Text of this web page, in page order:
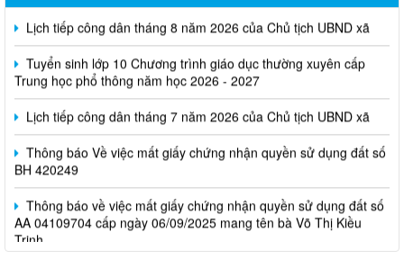
Tuyển sinh lớp 10 Chương trình giáo dục thường xuyên cấp
Trung học phổ thông năm học 2026 - 2027
Lịch tiếp công dân tháng 7 năm 2026 của Chủ tịch UBND xã
Thông báo Về việc mất giấy chứng nhận quyền sử dụng đất số
BH 420249
Thông báo về việc mất giấy chứng nhận quyền sử dụng đất số
AA 04109704 cấp ngày 06/09/2025 mang tên bà Võ Thị Kiều
Trinh